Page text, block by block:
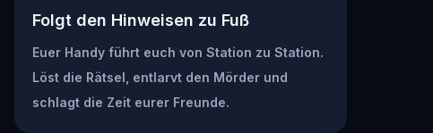
Folgt den Hinweisen zu Fuß
Euer Handy führt euch von Station zu Station.
Löst die Rätsel, entlarvt den Mörder und
schlagt die Zeit eurer Freunde.